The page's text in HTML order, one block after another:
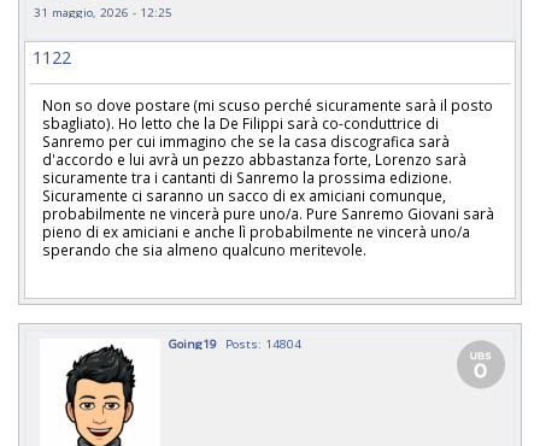
31 maggio, 2026 - 12:25
1122
Non so dove postare (mi scuso perché sicuramente sarà il posto
sbagliato). Ho letto che la De Filippi sarà co-conduttrice di
Sanremo per cui immagino che se la casa discografica sarà
d'accordo e lui avrà un pezzo abbastanza forte, Lorenzo sarà
sicuramente tra i cantanti di Sanremo la prossima edizione.
Sicuramente ci saranno un sacco di ex amiciani comunque,
probabilmente ne vincerà pure uno/a. Pure Sanremo Giovani sarà
pieno di ex amiciani e anche lì probabilmente ne vincerà uno/a
sperando che sia almeno qualcuno meritevole.
Going19 Posts: 14804